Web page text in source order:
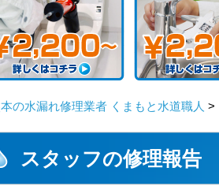
の水漏れ修理業者 くまもと水道職人 >
スタッフの修理報告